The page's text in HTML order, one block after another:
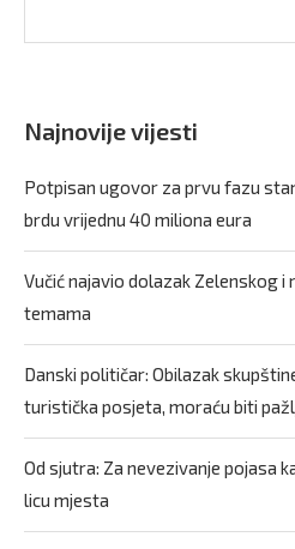
Najnovije vijesti
Potpisan ugovor za prvu fazu
brdu vrijednu 40 miliona eura
Vučić najavio dolazak Zelenskog
temama
Danski političar: Obilazak
turistička posjeta, moraću biti
Od sjutra: Za nevezivanje pojasa
licu mjesta